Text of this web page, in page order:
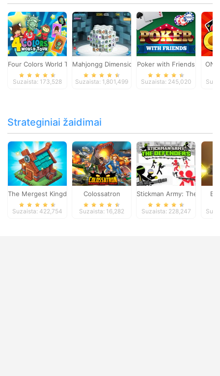
Four Colors World Tour
Suzaista: 173,528
Mahjongg Dimensions
Suzaista: 1,801,499
Poker with Friends
Suzaista: 245,020
Strateginiai žaidimai
The Mergest Kingdom
Suzaista: 422,754
Colossatron
Suzaista: 16,282
Stickman Army: The
Suzaista: 228,247